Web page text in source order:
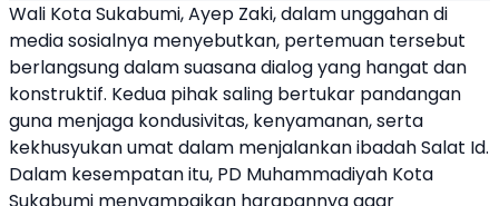
Wali Kota Sukabumi, Ayep Zaki, dalam unggahan di
media sosialnya menyebutkan, pertemuan tersebut
berlangsung dalam suasana dialog yang hangat dan
konstruktif. Kedua pihak saling bertukar pandangan
guna menjaga kondusivitas, kenyamanan, serta
kekhusyukan umat dalam menjalankan ibadah Salat Id.
Dalam kesempatan itu, PD Muhammadiyah Kota